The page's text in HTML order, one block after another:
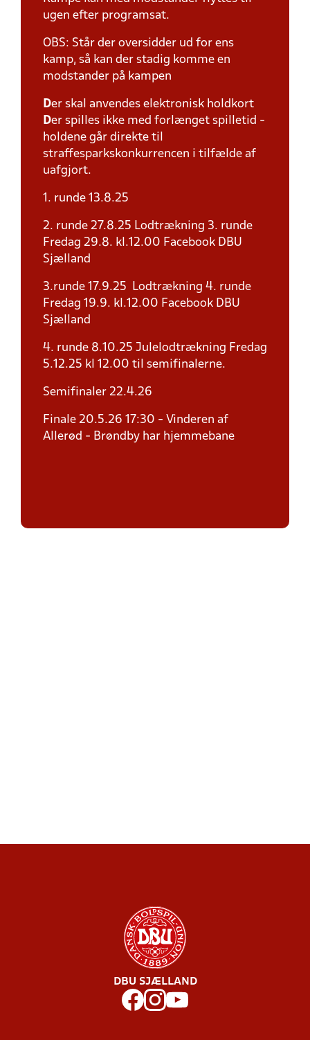
ugen efter programsat.
OBS: Står der oversidder ud for ens
kamp, så kan der stadig komme en
modstander på kampen
Der skal anvendes elektronisk holdkort
Der spilles ikke med forlænget spilletid -
holdene går direkte til
straffesparkskonkurrencen i tilfælde af
uafgjort.
1. runde 13.8.25
2. runde 27.8.25 Lodtrækning 3. runde
Fredag 29.8. kl.12.00 Facebook DBU
Sjælland
3.runde 17.9.25 Lodtrækning 4. runde
Fredag 19.9. kl.12.00 Facebook DBU
Sjælland
4. runde 8.10.25 Julelodtrækning Fredag
5.12.25 kl 12.00 til semifinalerne.
Semifinaler 22.4.26
Finale 20.5.26 17:30 - Vinderen af
Allerød - Brøndby har hjemmebane
DBU SJÆLLAND